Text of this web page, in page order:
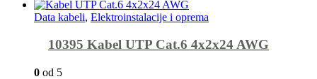
Data kabeli, Elektroinstalacije i oprema
10395 Kabel UTP Cat.6 4x2x24 AWG
0 od 5